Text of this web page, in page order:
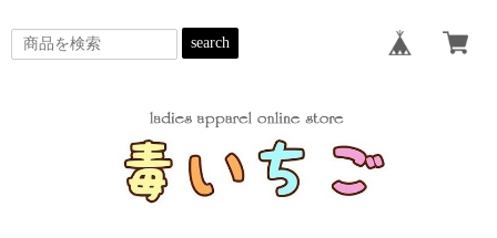
search